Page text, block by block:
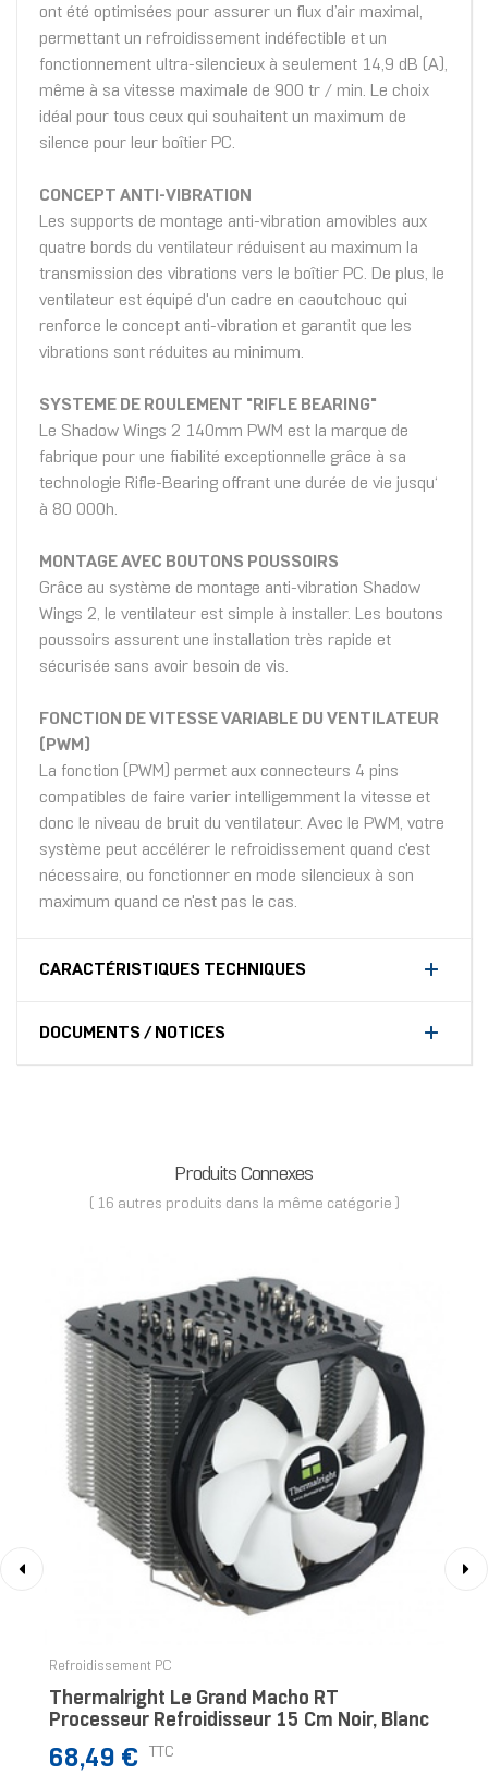
ont été optimisées pour assurer un flux d’air maximal,
permettant un refroidissement indéfectible et un
fonctionnement ultra-silencieux à seulement 14,9 dB (A),
même à sa vitesse maximale de 900 tr / min. Le choix
idéal pour tous ceux qui souhaitent un maximum de
silence pour leur boîtier PC.
CONCEPT ANTI-VIBRATION
Les supports de montage anti-vibration amovibles aux
quatre bords du ventilateur réduisent au maximum la
transmission des vibrations vers le boîtier PC. De plus, le
ventilateur est équipé d'un cadre en caoutchouc qui
renforce le concept anti-vibration et garantit que les
vibrations sont réduites au minimum.
SYSTEME DE ROULEMENT "RIFLE BEARING"
Le Shadow Wings 2 140mm PWM est la marque de
fabrique pour une fiabilité exceptionnelle grâce à sa
technologie Rifle-Bearing offrant une durée de vie jusqu‘
à 80 000h.
MONTAGE AVEC BOUTONS POUSSOIRS
Grâce au système de montage anti-vibration Shadow
Wings 2, le ventilateur est simple à installer. Les boutons
poussoirs assurent une installation très rapide et
sécurisée sans avoir besoin de vis.
FONCTION DE VITESSE VARIABLE DU VENTILATEUR
(PWM)
La fonction (PWM) permet aux connecteurs 4 pins
compatibles de faire varier intelligemment la vitesse et
donc le niveau de bruit du ventilateur. Avec le PWM, votre
système peut accélérer le refroidissement quand c'est
nécessaire, ou fonctionner en mode silencieux à son
maximum quand ce n'est pas le cas.
CARACTÉRISTIQUES TECHNIQUES
DOCUMENTS / NOTICES
Produits Connexes
( 16 autres produits dans la même catégorie )
Refroidissement PC
Thermalright Le Grand Macho RT
Processeur Refroidisseur 15 Cm Noir, Blanc
Prix
68,49 € TTC